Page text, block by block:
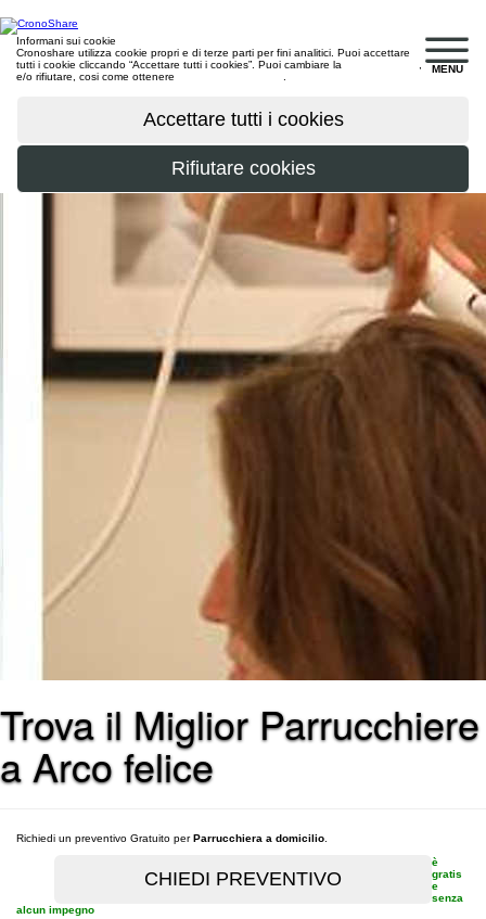
MENU
Informani sui cookie
Cronoshare utilizza cookie propri e di terze parti per fini analitici. Puoi accettare
tutti i cookie cliccando “Accettare tutti i cookies”. Puoi cambiare la
e/o rifiutare, cosi come ottenere
Trova il Miglior Parrucchiere
a Arco felice
Richiedi un preventivo Gratuito perParrucchiera a domicilio
è
gratis
e
senza
alcun impegno